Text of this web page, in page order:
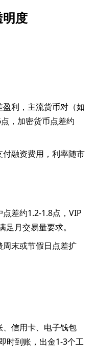
度
盈利，主流货币对（如
，加密货币点差约
付融资费用，利率随市
点差约1.2-1.8点，VIP
月交易量要求。
末或节假日点差扩
、信用卡、电子钱包
时到账，出金1-3个工